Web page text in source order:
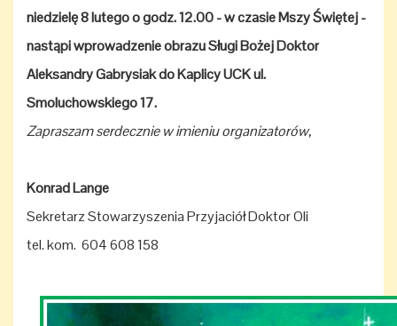
niedzielę 8 lutego o godz. 12.00 - w czasie Mszy Świętej -
nastąpi wprowadzenie obrazu Sługi Bożej Doktor
Aleksandry Gabrysiak do Kaplicy UCK ul.
Smoluchowskiego 17.
Zapraszam serdecznie w imieniu organizatorów,
Konrad Lange
Sekretarz Stowarzyszenia Przyjaciół Doktor Oli
tel. kom. 604 608 158